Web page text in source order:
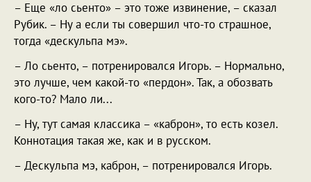
– Еще «ло сьенто» – это тоже извинение, – сказал
Рубик. – Ну а если ты совершил что-то страшное,
тогда «дескульпа мэ».
– Ло сьенто, – потренировался Игорь. – Нормально,
это лучше, чем какой-то «пердон». Так, а обозвать
кого-то? Мало ли...
– Ну, тут самая классика – «каброн», то есть козел.
Коннотация такая же, как и в русском.
– Дескульпа мэ, каброн, – потренировался Игорь.